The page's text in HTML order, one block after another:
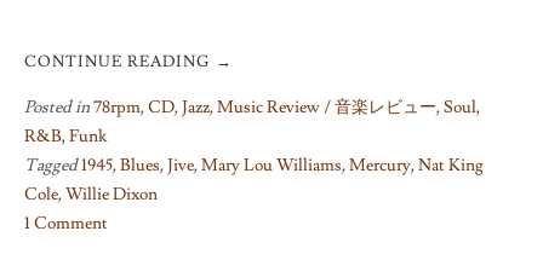
CONTINUE READING →
Posted in78rpm,CD,Jazz,Music Review / 音楽レビュー,Soul,
R&B, Funk
Tagged1945,Blues,Jive,Mary Lou Williams,Mercury,Nat King
Cole,Willie Dixon
1 Comment